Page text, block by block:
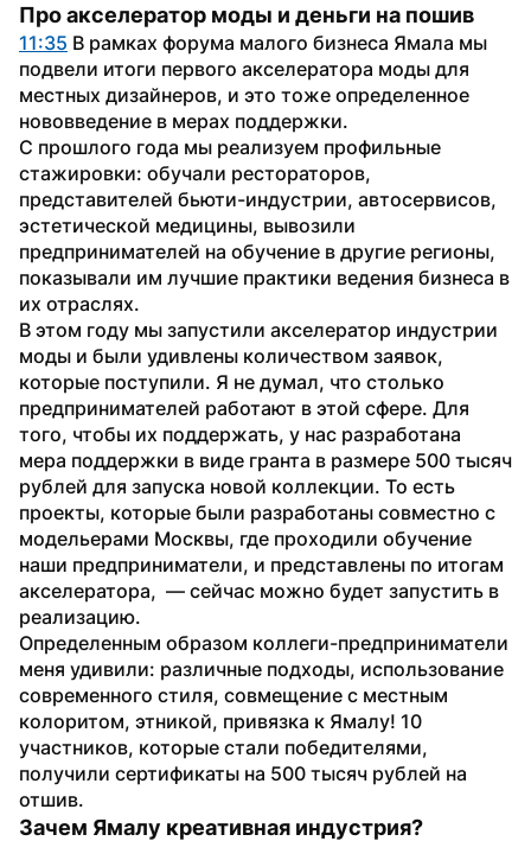
Про акселератор моды и деньги на пошив
11:35 В рамках форума малого бизнеса Ямала мы
подвели итоги первого акселератора моды для
местных дизайнеров, и это тоже определенное
нововведение в мерах поддержки.
С прошлого года мы реализуем профильные
стажировки: обучали рестораторов,
представителей бьюти-индустрии, автосервисов,
эстетической медицины, вывозили
предпринимателей на обучение в другие регионы,
показывали им лучшие практики ведения бизнеса в
их отраслях.
В этом году мы запустили акселератор индустрии
моды и были удивлены количеством заявок,
которые поступили. Я не думал, что столько
предпринимателей работают в этой сфере. Для
того, чтобы их поддержать, у нас разработана
мера поддержки в виде гранта в размере 500 тысяч
рублей для запуска новой коллекции. То есть
проекты, которые были разработаны совместно с
модельерами Москвы, где проходили обучение
наши предприниматели, и представлены по итогам
акселератора,  — сейчас можно будет запустить в
реализацию.
Определенным образом коллеги-предприниматели
меня удивили: различные подходы, использование
современного стиля, совмещение с местным
колоритом, этникой, привязка к Ямалу! 10
участников, которые стали победителями,
получили сертификаты на 500 тысяч рублей на
отшив.
Зачем Ямалу креативная индустрия?